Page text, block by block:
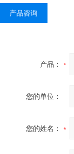
产品咨询
产品：
您的单位：
您的姓名：